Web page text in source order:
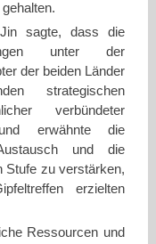
sagte, dass die
unter der
der beiden Länder
strategischen
verbündeter
erwähnte die
und die
Stufe zu verstärken,
erzielten
Ressourcen und